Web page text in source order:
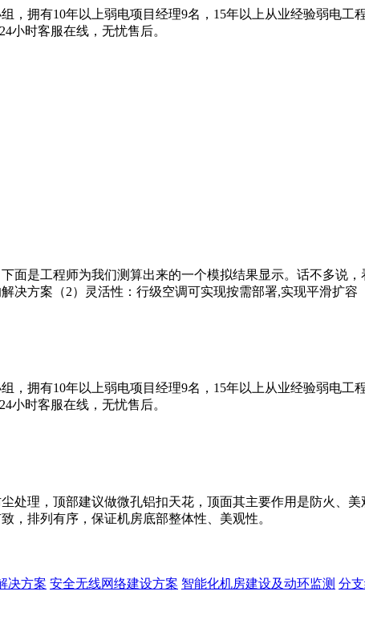
，拥有10年以上弱电项目经理9名，15年以上从业经验弱电
小时客服在线，无忧售后。
面是工程师为我们测算出来的一个模拟结果显示。话不多说
决方案（2）灵活性：行级空调可实现按需部署,实现平滑扩容
，拥有10年以上弱电项目经理9名，15年以上从业经验弱电
小时客服在线，无忧售后。
处理，顶部建议做微孔铝扣天花，顶面其主要作用是防火、
，排列有序，保证机房底部整体性、美观性。
决方案 安全无线网络建设方案 智能化机房建设及动环监测 分